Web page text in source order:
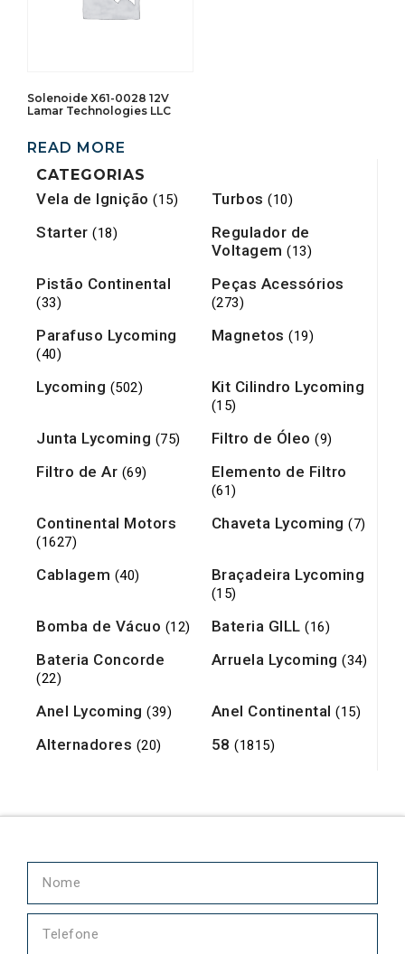
CATEGORIAS
Vela de Ignição (15) Turbos (10)
Starter (18)
Regulador de
Voltagem (13)
Pistão Continental
(33)
Peças Acessórios
(273)
Parafuso Lycoming
(40)
Magnetos (19)
Lycoming (502) Kit Cilindro Lycoming
(15)
Junta Lycoming (75) Filtro de Óleo (9)
Filtro de Ar (69) Elemento de Filtro
(61)
Continental Motors
(1627)
Chaveta Lycoming (7)
Cablagem (40) Braçadeira Lycoming
(15)
Bomba de Vácuo (12) Bateria GILL (16)
Bateria Concorde
(22)
Arruela Lycoming (34)
Anel Lycoming (39) Anel Continental (15)
Alternadores (20) 58 (1815)
Solenoide X61-0028 12V
Lamar Technologies LLC
READ MORE